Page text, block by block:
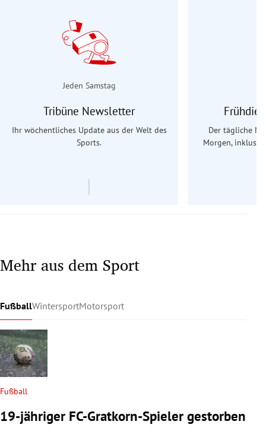
Jeden Samstag
Tribüne Newsletter
Ihr wöchentliches Update aus der Welt des
Sports.
Der tägliche
Morgen,
Mehr aus dem Sport
FußballWintersportMotorsport
Fußball
19-jähriger FC-Gratkorn-Spieler gestorben